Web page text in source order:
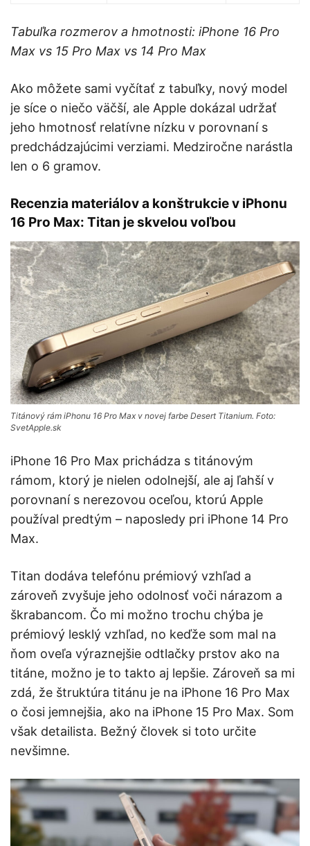
Tabuľka rozmerov a hmotnosti: iPhone 16 Pro
Max vs 15 Pro Max vs 14 Pro Max
Ako môžete sami vyčítať z tabuľky, nový model
je síce o niečo väčší, ale Apple dokázal udržať
jeho hmotnosť relatívne nízku v porovnaní s
predchádzajúcimi verziami. Medziročne narástla
len o 6 gramov.
Recenzia materiálov a konštrukcie v iPhonu
16 Pro Max: Titan je skvelou voľbou
Titánový rám iPhonu 16 Pro Max v novej farbe Desert Titanium. Foto:
SvetApple.sk
iPhone 16 Pro Max prichádza s titánovým
rámom, ktorý je nielen odolnejší, ale aj ľahší v
porovnaní s nerezovou oceľou, ktorú Apple
používal predtým – naposledy pri iPhone 14 Pro
Max.
Titan dodáva telefónu prémiový vzhľad a
zároveň zvyšuje jeho odolnosť voči nárazom a
škrabancom. Čo mi možno trochu chýba je
prémiový lesklý vzhľad, no keďže som mal na
ňom oveľa výraznejšie odtlačky prstov ako na
titáne, možno je to takto aj lepšie. Zároveň sa mi
zdá, že štruktúra titánu je na iPhone 16 Pro Max
o čosi jemnejšia, ako na iPhone 15 Pro Max. Som
však detailista. Bežný človek si toto určite
nevšimne.